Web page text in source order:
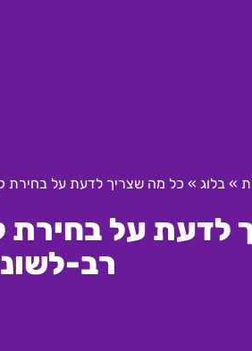
» בלוג » כל מה שצריך לדעת על בחירת
לדעת על בחירת
רב-